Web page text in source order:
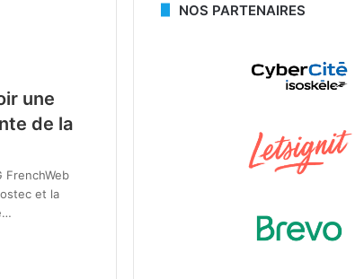
une
de la
FrenchWeb
et la
NOS PARTENAIRES